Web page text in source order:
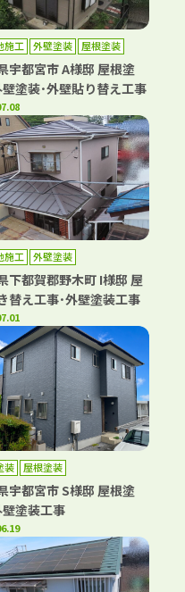
施工 外壁塗装 屋根塗装
宇都宮市 A様邸 屋根塗
塗装･外壁貼り替え工事
施工 外壁塗装
下都賀郡野木町 I様邸 屋
替え工事･外壁塗装工事
装 屋根塗装
宇都宮市 S様邸 屋根塗
塗装工事